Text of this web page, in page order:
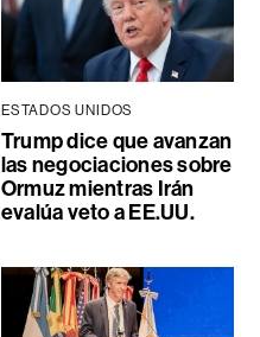
ESTADOS UNIDOS
Trump dice que avanzan
las negociaciones sobre
Ormuz mientras Irán
evalúa veto a EE.UU.